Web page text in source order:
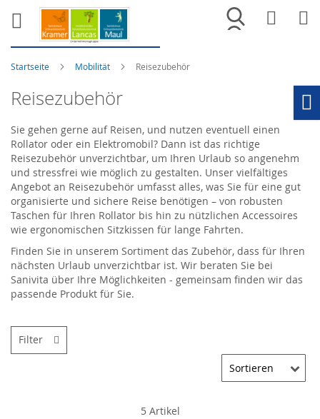
Merkliste
Startseite Mobilität Reisezubehör
Reisezubehör
Sie gehen gerne auf Reisen, und nutzen eventuell einen
Rollator oder ein Elektromobil? Dann ist das richtige
Reisezubehör unverzichtbar, um Ihren Urlaub so angenehm
und stressfrei wie möglich zu gestalten. Unser vielfältiges
Angebot an Reisezubehör umfasst alles, was Sie für eine gut
organisierte und sichere Reise benötigen – von robusten
Taschen für Ihren Rollator bis hin zu nützlichen Accessoires
wie ergonomischen Sitzkissen für lange Fahrten.
Finden Sie in unserem Sortiment das Zubehör, dass für Ihren
nächsten Urlaub unverzichtbar ist. Wir beraten Sie bei
Sanivita über Ihre Möglichkeiten - gemeinsam finden wir das
passende Produkt für Sie.
5Artikel
Filter